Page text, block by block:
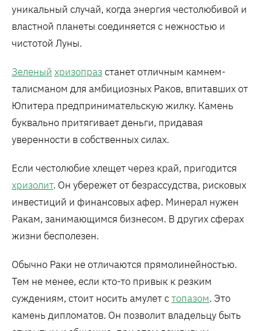
уникальный случай, когда энергия честолюбивой и
властной планеты соединяется с нежностью и
чистотой Луны.
Зеленый хризопраз станет отличным камнем-
талисманом для амбициозных Раков, впитавших от
Юпитера предпринимательскую жилку. Камень
буквально притягивает деньги, придавая
уверенности в собственных силах.
Если честолюбие хлещет через край, пригодится
хризолит. Он убережет от безрассудства, рисковых
инвестиций и финансовых афер. Минерал нужен
Ракам, занимающимся бизнесом. В других сферах
жизни бесполезен.
Обычно Раки не отличаются прямолинейностью.
Тем не менее, если кто-то привык к резким
суждениям, стоит носить амулет стопазом. Это
камень дипломатов. Он позволит владельцу быть